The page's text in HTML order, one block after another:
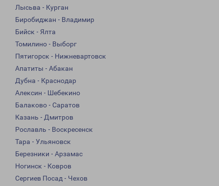
Лысьва - Курган
Биробиджан - Владимир
Бийск - Ялта
Томилино - Выборг
Пятигорск - Нижневартовск
Апатиты - Абакан
Дубна - Краснодар
Алексин - Шебекино
Балаково - Саратов
Казань - Дмитров
Рославль - Воскресенск
Тара - Ульяновск
Березники - Арзамас
Ногинск - Ковров
Сергиев Посад - Чехов